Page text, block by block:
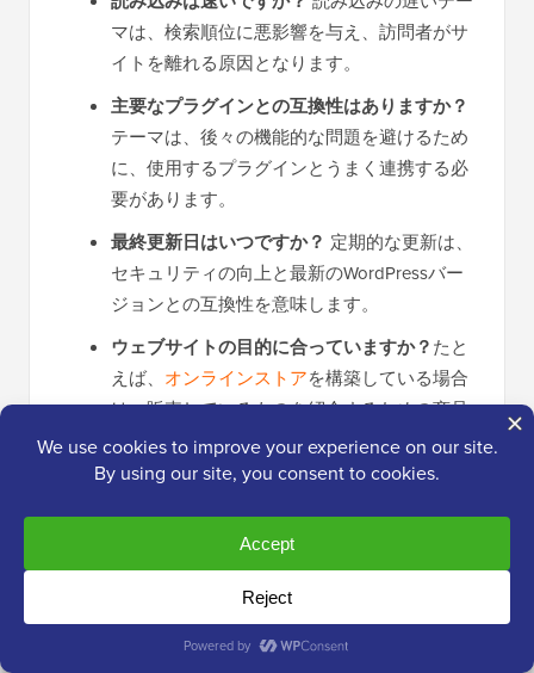
マは、検索順位に悪影響を与え、訪問者がサ
イトを離れる原因となります。
主要なプラグインとの互換性はありますか？
テーマは、後々の機能的な問題を避けるため
に、使用するプラグインとうまく連携する必
要があります。
最終更新日はいつですか？ 定期的な更新は、
セキュリティの向上と最新のWordPressバー
ジョンとの互換性を意味します。
ウェブサイトの目的に合っていますか？たと
えば、 オンラインストアを構築している場合
は、販売しているものを紹介するための商品
ギャラリーなどの機能がテーマにあることを
確認してください。
予算はいくらですか？すべての無料テーマが
低品質ではなく、すべてのプレミアムテーマ
が最高のサポートを受けているわけではあり
ません。詳細については、
WordPressテーマの比較をご覧ください。